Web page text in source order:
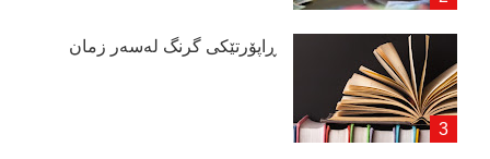
ڕاپۆرتێكی گرنگ لەسەر زمان